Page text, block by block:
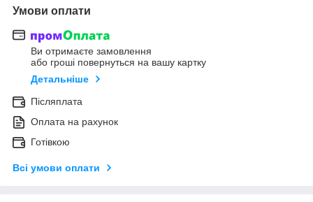
Умови оплати
Ви отримаєте замовлення
або гроші повернуться на вашу картку
Детальніше
Післяплата
Оплата на рахунок
Готівкою
Всі умови оплати